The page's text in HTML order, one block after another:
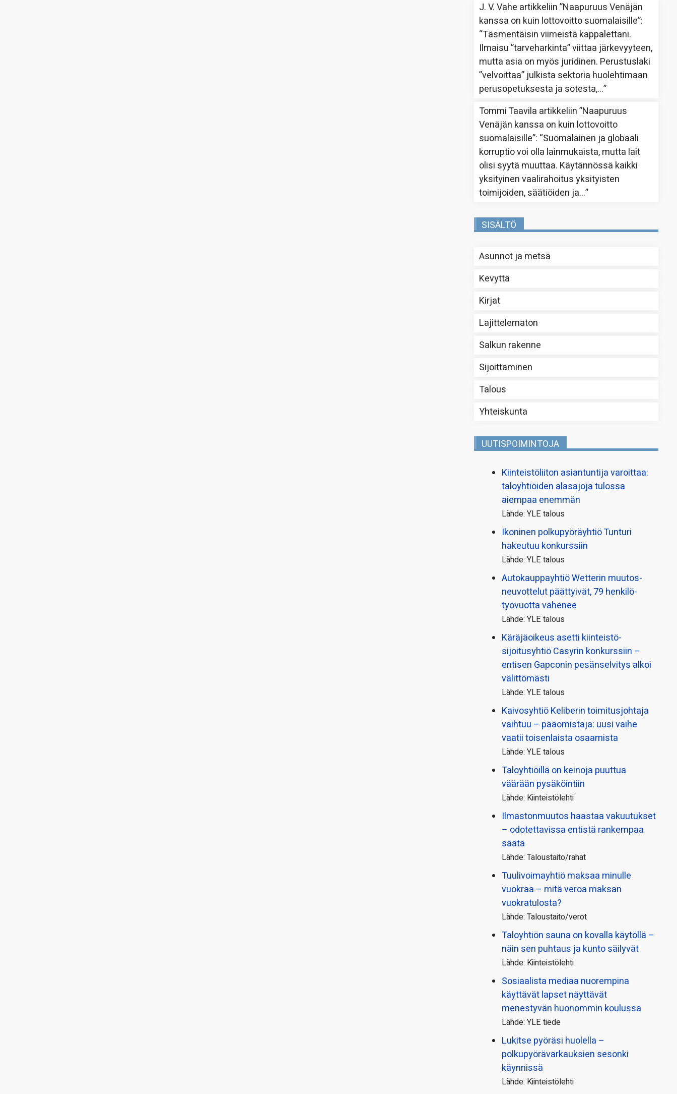
J. V. Vahe artikkeliin”Naapuruus Venäjän
kanssa on kuin lottovoitto suomalaisille”:
“Täsmentäisin viimeistä kappalettani.
Ilmaisu ”tarveharkinta” viittaa järkevyyteen,
mutta asia on myös juridinen. Perustuslaki
”velvoittaa” julkista sektoria huolehtimaan
perusopetuksesta ja sotesta,…”
Tommi Taavila artikkeliin”Naapuruus
Venäjän kanssa on kuin lottovoitto
suomalaisille”: “Suomalainen ja globaali
korruptio voi olla lainmukaista, mutta lait
olisi syytä muuttaa. Käytännössä kaikki
yksityinen vaalirahoitus yksityisten
toimijoiden, säätiöiden ja…”
SISÄLTÖ
Asunnot ja metsä
Kevyttä
Kirjat
Lajittelematon
Salkun rakenne
Sijoittaminen
Talous
Yhteiskunta
UUTISPOIMINTOJA
Kiinteistö­liiton asiantuntija varoittaa:
taloyhtiöiden alasajoja tulossa
aiempaa enemmän
Lähde: YLE talous
Ikoninen polkupyörä­yhtiö Tunturi
hakeutuu konkurssiin
Lähde: YLE talous
Autokauppayhtiö Wetterin muutos­
neuvottelut päättyivät, 79 henkilö­
työvuotta vähenee
Lähde: YLE talous
Käräjäoikeus asetti kiinteistö­
sijoitusyhtiö Casyrin konkurssiin –
entisen Gapconin pesänselvitys alkoi
välittömästi
Lähde: YLE talous
Kaivosyhtiö Keliberin toimitusjohtaja
vaihtuu – pääomistaja: uusi vaihe
vaatii toisenlaista osaamista
Lähde: YLE talous
Taloyhtiöillä on keinoja puuttua
väärään pysäköintiin
Lähde: Kiinteistölehti
Ilmastonmuutos haastaa vakuutukset
– odotettavissa entistä rankempaa
säätä
Lähde: Taloustaito/rahat
Tuulivoimayhtiö maksaa minulle
vuokraa – mitä veroa maksan
vuokratulosta?
Lähde: Taloustaito/verot
Taloyhtiön sauna on kovalla käytöllä –
näin sen puhtaus ja kunto säilyvät
Lähde: Kiinteistölehti
Sosiaalista mediaa nuorempina
käyttävät lapset näyttävät
menestyvän huonommin koulussa
Lähde: YLE tiede
Lukitse pyöräsi huolella –
polkupyörävarkauksien sesonki
käynnissä
Lähde: Kiinteistölehti